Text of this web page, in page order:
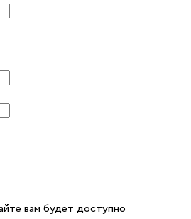
вам будет доступно